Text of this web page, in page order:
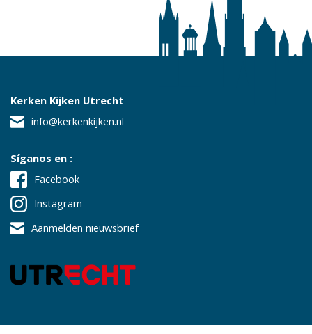
Kerken Kijken Utrecht
info@kerkenkijken.nl
Síganos en :
Facebook
Instagram
Aanmelden nieuwsbrief